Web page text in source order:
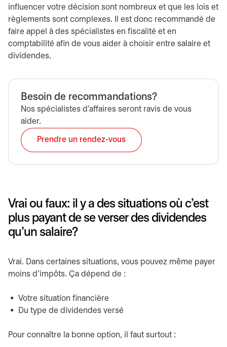
influencer votre décision sont nombreux et que les lois et
règlements sont complexes. Il est donc recommandé de
faire appel à des spécialistes en fiscalité et en
comptabilité afin de vous aider à choisir entre salaire et
dividendes.
Besoin de recommandations?
Nos spécialistes d'affaires seront ravis de vous
aider.
Prendre un rendez-vouss’ouvre dans un nouvel onglet
Vrai ou faux: il y a des situations où c’est
plus payant de se verser des dividendes
qu’un salaire?
Vrai. Dans certaines situations, vous pouvez même payer
moins d’impôts. Ça dépend de :
Votre situation financière
Du type de dividendes versé
Pour connaître la bonne option, il faut surtout :